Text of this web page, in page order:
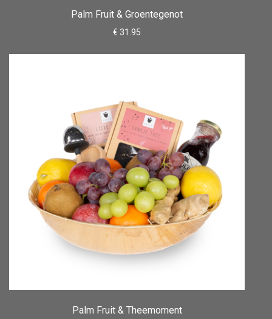
Palm Fruit & Groentegenot
€ 31.95
Palm Fruit & Theemoment